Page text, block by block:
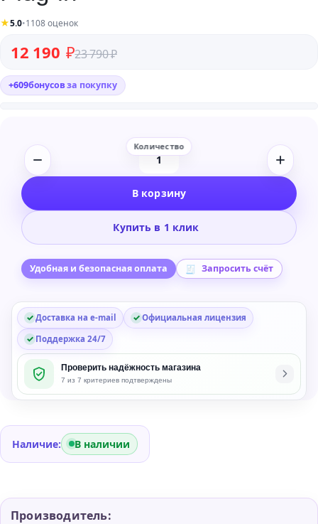
★5.0•1108 оценок
23 790₽
Первоначальная цена составляла 23 790 ₽.
12 190 ₽
Текущая цена: 12 190 ₽.
+609бонусовза покупку
Количество
Native
Session
Virtual
Plug-
in
В корзину
Купить в 1 клик
Удобная и безопасная оплата Запросить счёт
Доставка на e-mail
Официальная лицензия
Поддержка 24/7
Проверить надёжность магазина
7 из 7 критериев подтверждены
Наличие: В наличии
Производитель: